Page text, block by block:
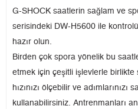
G-SHOCK saatlerin sağlam ve
serisindeki DW-H5600 ile
hazır olun.
Birden çok spora yönelik bu
etmek için çeşitli işlevlerle
hızınızı ölçebilir ve
kullanabilirsiniz. Antrenmanları